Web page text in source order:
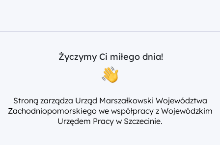
Życzymy Ci miłego dnia!
Stroną zarządza Urząd Marszałkowski Województwa
Zachodniopomorskiego we współpracy z Wojewódzkim
Urzędem Pracy w Szczecinie.